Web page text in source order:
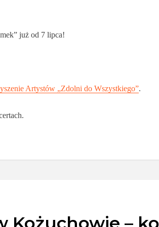
już od 7 lipca!
Artystów „Zdolni do Wszystkiego”.